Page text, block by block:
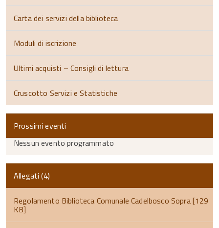
Carta dei servizi della biblioteca
Moduli di iscrizione
Ultimi acquisti – Consigli di lettura
Cruscotto Servizi e Statistiche
Prossimi eventi
Nessun evento programmato
Allegati (4)
Regolamento Biblioteca Comunale Cadelbosco Sopra [129
KB]